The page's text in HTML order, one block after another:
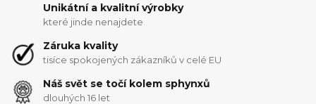
Unikátní a kvalitní výrobky
které jinde nenajdete
Záruka kvality
tisíce spokojených zákazníků v celé EU
Náš svět se točí kolem sphynxů
dlouhých 16 let